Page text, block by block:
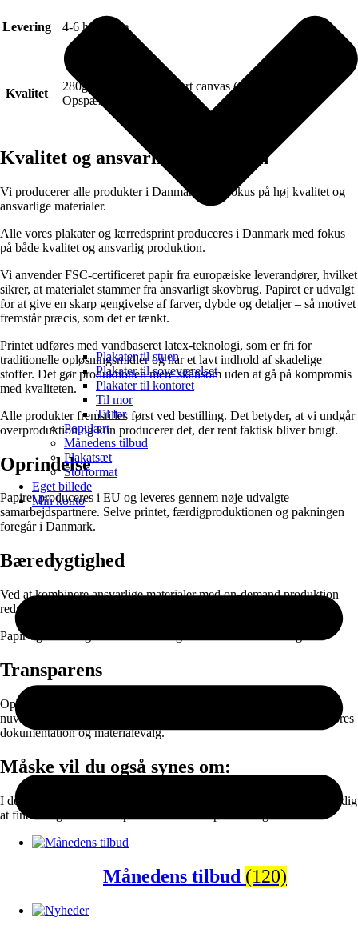
Plakater til stuen
Plakater til soveværelset
Plakater til kontoret
Til mor
Til far
Populært
Månedens tilbud
Plakatsæt
Storformat
Eget billede
Min konto
Levering 4-6 hverdage.
Kvalitet
280g FSC Certificeret Art canvas (Lærred).
Opspændt på blindramme.
Kvalitet og ansvarlig produktion
Vi producerer alle produkter i Danmark med fokus på høj kvalitet og
ansvarlige materialer.
Alle vores plakater og lærredsprint produceres i Danmark med fokus
på både kvalitet og ansvarlig produktion.
Vi anvender FSC-certificeret papir fra europæiske leverandører, hvilket
sikrer, at materialet stammer fra ansvarligt skovbrug. Papiret er udvalgt
for at give en skarp gengivelse af farver, dybde og detaljer – så motivet
fremstår præcis, som det er tænkt.
Printet udføres med vandbaseret latex-teknologi, som er fri for
traditionelle opløsningsmidler og har et lavt indhold af skadelige
stoffer. Det gør produktionen mere skånsom uden at gå på kompromis
med kvaliteten.
Alle produkter fremstilles først ved bestilling. Det betyder, at vi undgår
overproduktion og kun producerer det, der rent faktisk bliver brugt.
Oprindelse
Papiret produceres i EU og leveres gennem nøje udvalgte
samarbejdspartnere. Selve printet, færdigproduktionen og pakningen
foregår i Danmark.
Bæredygtighed
Ved at kombinere ansvarlige materialer med on-demand produktion
reducerer vi spild og unødvendig lagerproduktion.
Papir og emballage kan sorteres til genanvendelse efter brug.
Transparens
Oplysningerne er baseret på data fra vores leverandører og vores
nuværende produktionssetup. Vi arbejder løbende på at forbedre vores
dokumentation og materialevalg.
Måske vil du også synes om:
I denne sektion finder du populære kategorier der gør det lettere for dig
at finde en gave eller en plakat eller lærredprint til dig selv.
Månedens tilbud (120)